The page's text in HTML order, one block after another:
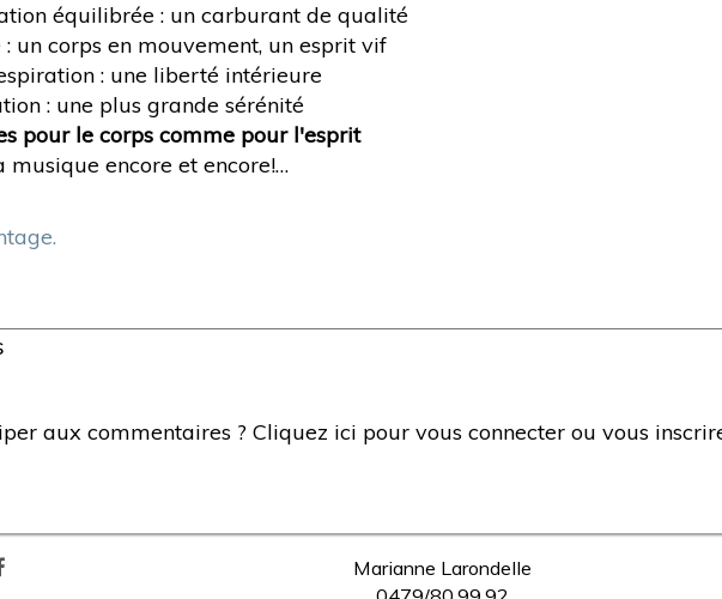
équilibrée : un carburant de qualité
un corps en mouvement, un esprit vif
: une liberté intérieure
: une plus grande sérénité
pour le corps comme pour l'esprit
musique encore et encore!…
aux commentaires ? Cliquez ici pour vous connecter ou vous
Marianne Larondelle